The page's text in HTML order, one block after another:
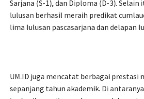
Sarjana (S-1), dan Diploma (D-3). Selain
lulusan berhasil meraih predikat
lima lulusan pascasarjana dan delapan
UM.ID juga mencatat berbagai prestasi
sepanjang tahun akademik. Di